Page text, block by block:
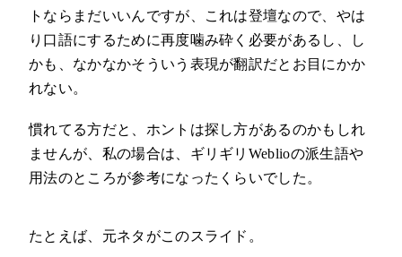
トならまだいいんですが、これは登壇なので、やは
り口語にするために再度噛み砕く必要があるし、し
かも、なかなかそういう表現が翻訳だとお目にかか
れない。
慣れてる方だと、ホントは探し方があるのかもしれ
ませんが、私の場合は、ギリギリWeblioの派生語や
用法のところが参考になったくらいでした。
たとえば、元ネタがこのスライド。